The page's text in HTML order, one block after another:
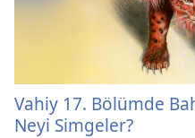
Vahiy 17. Bölümde
Neyi Simgeler?